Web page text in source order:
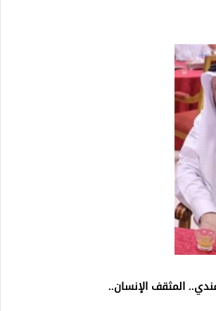
المثقف الإنسان..